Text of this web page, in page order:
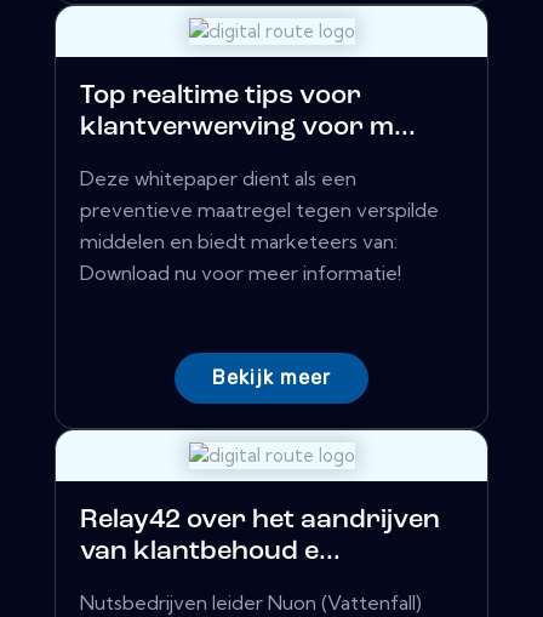
Top realtime tips voor
klantverwerving voor m...
Deze whitepaper dient als een
preventieve maatregel tegen verspilde
middelen en biedt marketeers van:
Download nu voor meer informatie!
Bekijk meer
Relay42 over het aandrijven
van klantbehoud e...
Nutsbedrijven leider Nuon (Vattenfall)